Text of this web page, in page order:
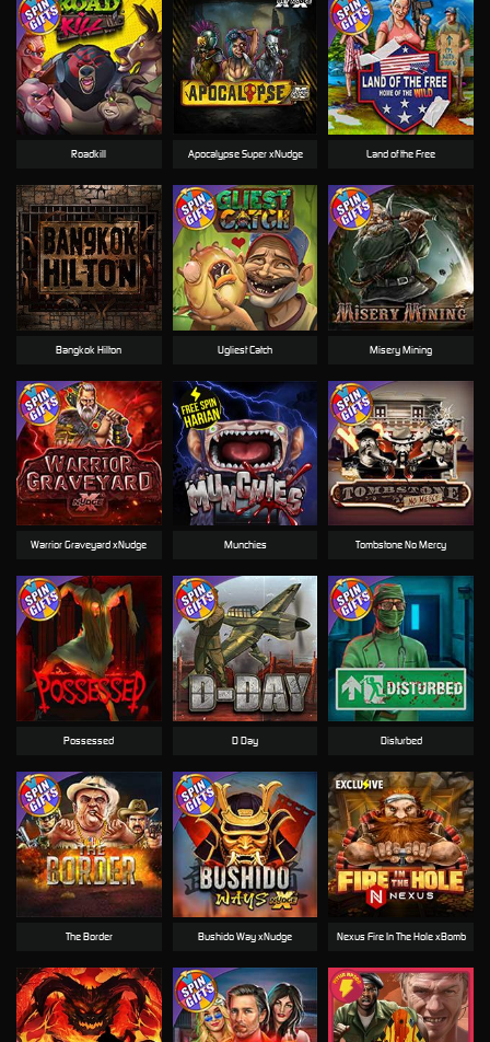
Nexus Fire In The Hole xBomb
Munchies
Apocalypse Super xNudge
Bangkok Hilton
Tombstone No Mercy
Roadkill Land of the Free
Warrior Graveyard xNudge
Possessed Disturbed
Misery Mining
Bushido Way xNudge
D Day
The Border
Ugliest Catch